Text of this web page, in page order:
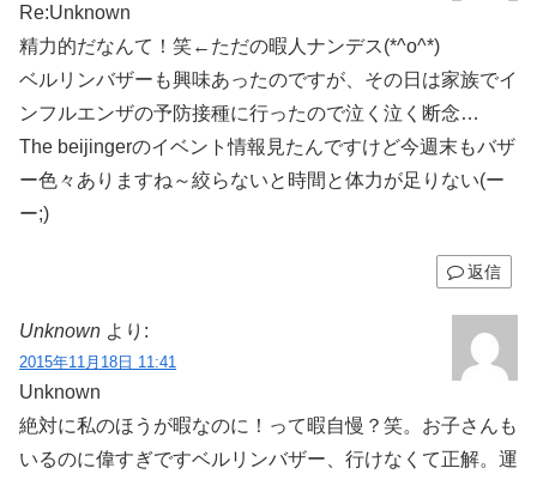
Re:Unknown
精力的だなんて！笑←ただの暇人ナンデス(*^o^*)
ベルリンバザーも興味あったのですが、その日は家族でイ
ンフルエンザの予防接種に行ったので泣く泣く断念…
The beijingerのイベント情報見たんですけど今週末もバザ
ー色々ありますね～絞らないと時間と体力が足りない(ー
ー;)
返信
Unknown より:
2015年11月18日 11:41
Unknown
絶対に私のほうが暇なのに！って暇自慢？笑。お子さんも
いるのに偉すぎですベルリンバザー、行けなくて正解。運